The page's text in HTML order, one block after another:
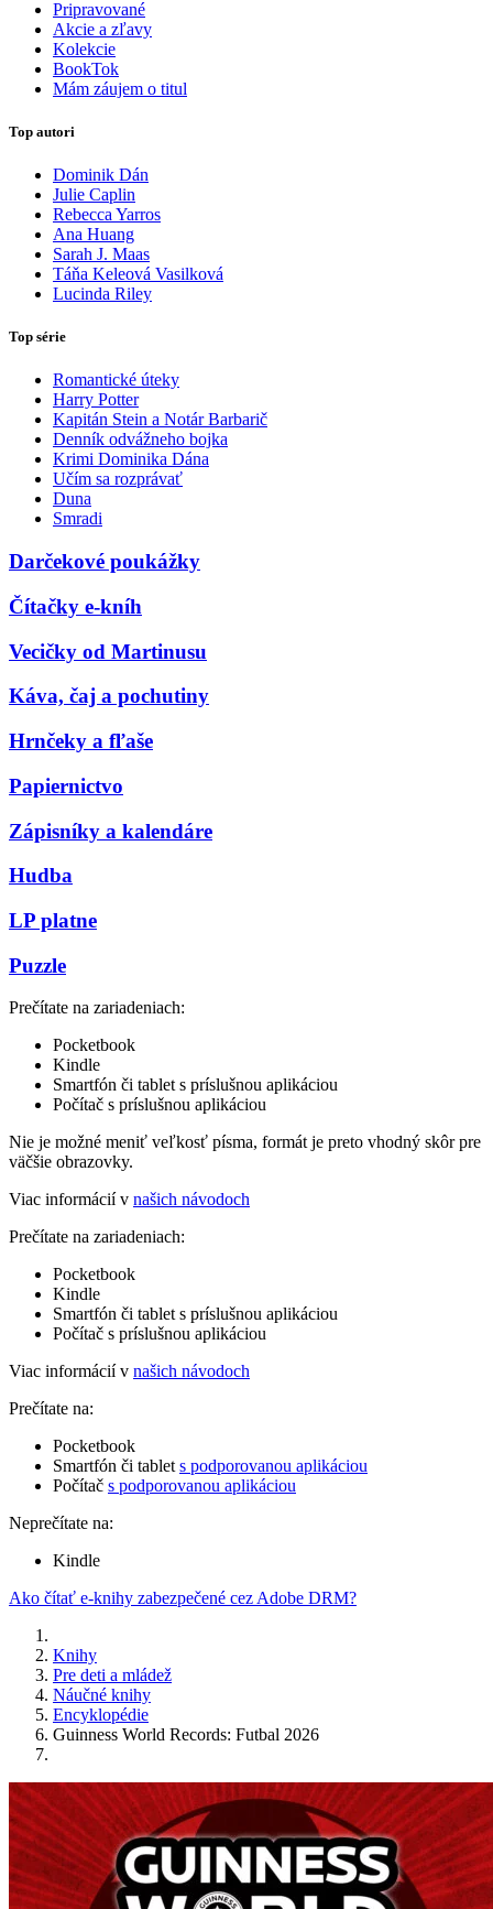
Pripravované
Akcie a zľavy
Kolekcie
BookTok
Mám záujem o titul
Top autori
Dominik Dán
Julie Caplin
Rebecca Yarros
Ana Huang
Sarah J. Maas
Táňa Keleová Vasilková
Lucinda Riley
Top série
Romantické úteky
Harry Potter
Kapitán Stein a Notár Barbarič
Denník odvážneho bojka
Krimi Dominika Dána
Učím sa rozprávať
Duna
Smradi
Darčekové poukážky
Čítačky e-kníh
Vecičky od Martinusu
Káva, čaj a pochutiny
Hrnčeky a fľaše
Papiernictvo
Zápisníky a kalendáre
Hudba
LP platne
Puzzle
Prečítate na zariadeniach:
Pocketbook
Kindle
Smartfón či tablet s príslušnou aplikáciou
Počítač s príslušnou aplikáciou
Nie je možné meniť veľkosť písma, formát je preto vhodný skôr pre
väčšie obrazovky.
Viac informácií v našich návodoch
Prečítate na zariadeniach:
Pocketbook
Kindle
Smartfón či tablet s príslušnou aplikáciou
Počítač s príslušnou aplikáciou
Viac informácií v našich návodoch
Prečítate na:
Pocketbook
Smartfón či tablet s podporovanou aplikáciou
Počítač s podporovanou aplikáciou
Neprečítate na:
Kindle
Ako čítať e-knihy zabezpečené cez Adobe DRM?
Knihy
Pre deti a mládež
Náučné knihy
Encyklopédie
Guinness World Records: Futbal 2026